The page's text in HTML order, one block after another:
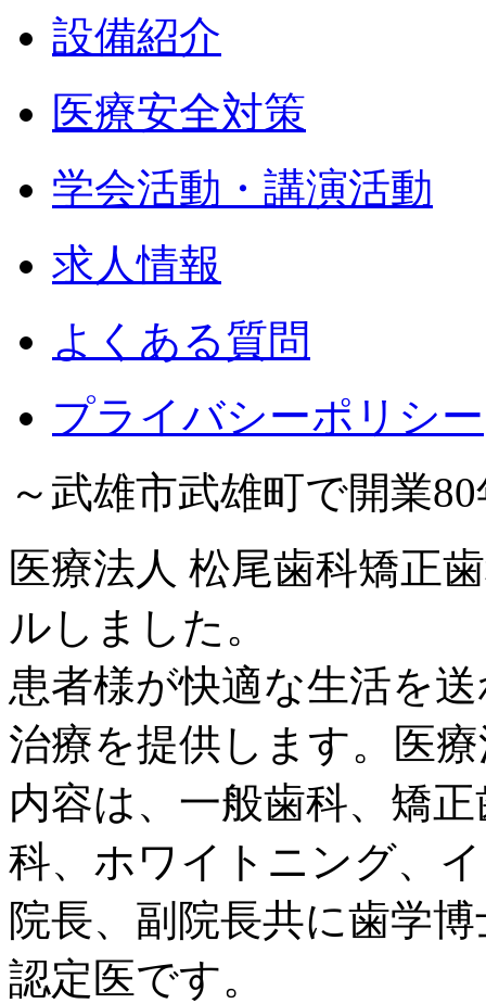
設備紹介
医療安全対策
学会活動・講演活動
求人情報
よくある質問
プライバシーポリシー
～武雄市武雄町で開業
医療法人 松尾歯科矯正
ルしました。
患者様が快適な生活を
治療を提供します。医
内容は、一般歯科、矯
科、ホワイトニング、
院長、副院長共に歯学
認定医です。